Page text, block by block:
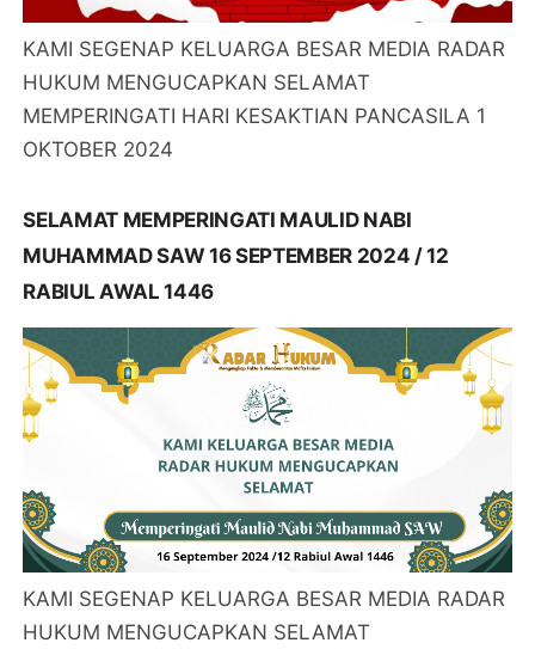
KAMI SEGENAP KELUARGA BESAR MEDIA RADAR
HUKUM MENGUCAPKAN SELAMAT
MEMPERINGATI HARI KESAKTIAN PANCASILA 1
OKTOBER 2024
SELAMAT MEMPERINGATI MAULID NABI
MUHAMMAD SAW 16 SEPTEMBER 2024 / 12
RABIUL AWAL 1446
KAMI SEGENAP KELUARGA BESAR MEDIA RADAR
HUKUM MENGUCAPKAN SELAMAT